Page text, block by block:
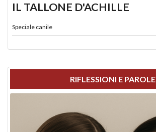
IL TALLONE D'ACHILLE
Speciale canile
RIFLESSIONI E PAROLE